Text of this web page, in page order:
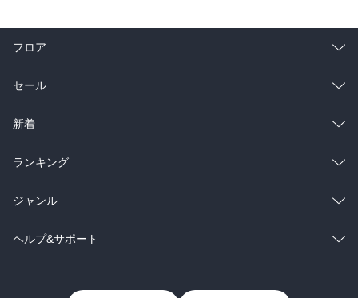
フロア
総合
ラノベ
雑誌・グラビア
BL・TL
セール
総合
ラノベ
雑誌・グラビア
BL・TL
新着
総合
ラノベ
雑誌・グラビア
ランキング
総合
ラノベ
ジャンル
コミック
ヘルプ&サポート